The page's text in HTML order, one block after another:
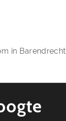
in Barendrecht